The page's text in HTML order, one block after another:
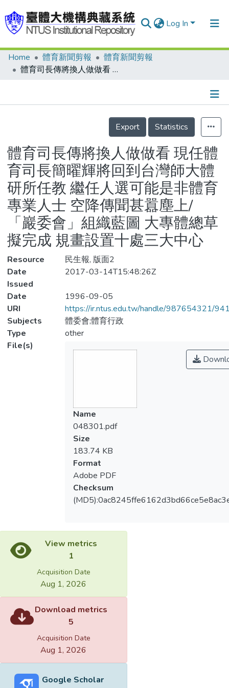
Log In
Communities & Collections
Statistics
Home 體育新聞剪報
體育新聞剪報
體育司長傳將換人做做看 現任體育司長簡曜輝將回到台灣師大體研所任教 繼任人選可能是非體育專業人士 空降傳聞甚囂塵上/「巖委會」組織藍圖 大專體總草擬完成 規畫設置十處三大中心
Details
Export
Statistics
體育司長傳將換人做做看 現任體
育司長簡曜輝將回到台灣師大體
研所任教 繼任人選可能是非體育
專業人士 空降傳聞甚囂塵上/
「巖委會」組織藍圖 大專體總草
擬完成 規畫設置十處三大中心
Resource
民生報, 版面2
Date
Issued
2017-03-14T15:48:26Z
Date
1996-09-05
URI
https://ir.ntus.edu.tw/handle/987654321/
Subjects
體委會;體育行政
Type
other
File(s)
Name
048301.pdf
Size
183.74 KB
Format
Adobe PDF
Checksum
View metrics
1
Acquisition Date
Aug 1, 2026
Download metrics
5
Acquisition Date
Aug 1, 2026
Google Scholar